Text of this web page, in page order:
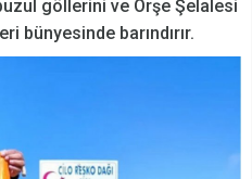
göllerini ve Orşe Şelalesi
bünyesinde barındırır.